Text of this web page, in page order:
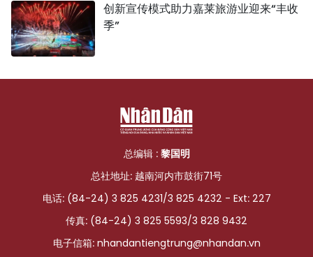
创新宣传模式助力嘉莱旅游业迎来“丰收
季”
总编辑 : 黎国明
总社地址: 越南河内市鼓街71号
电话: (84-24) 3 825 4231/3 825 4232 - Ext: 227
传真: (84-24) 3 825 5593/3 828 9432
电子信箱: nhandantiengtrung@nhandan.vn